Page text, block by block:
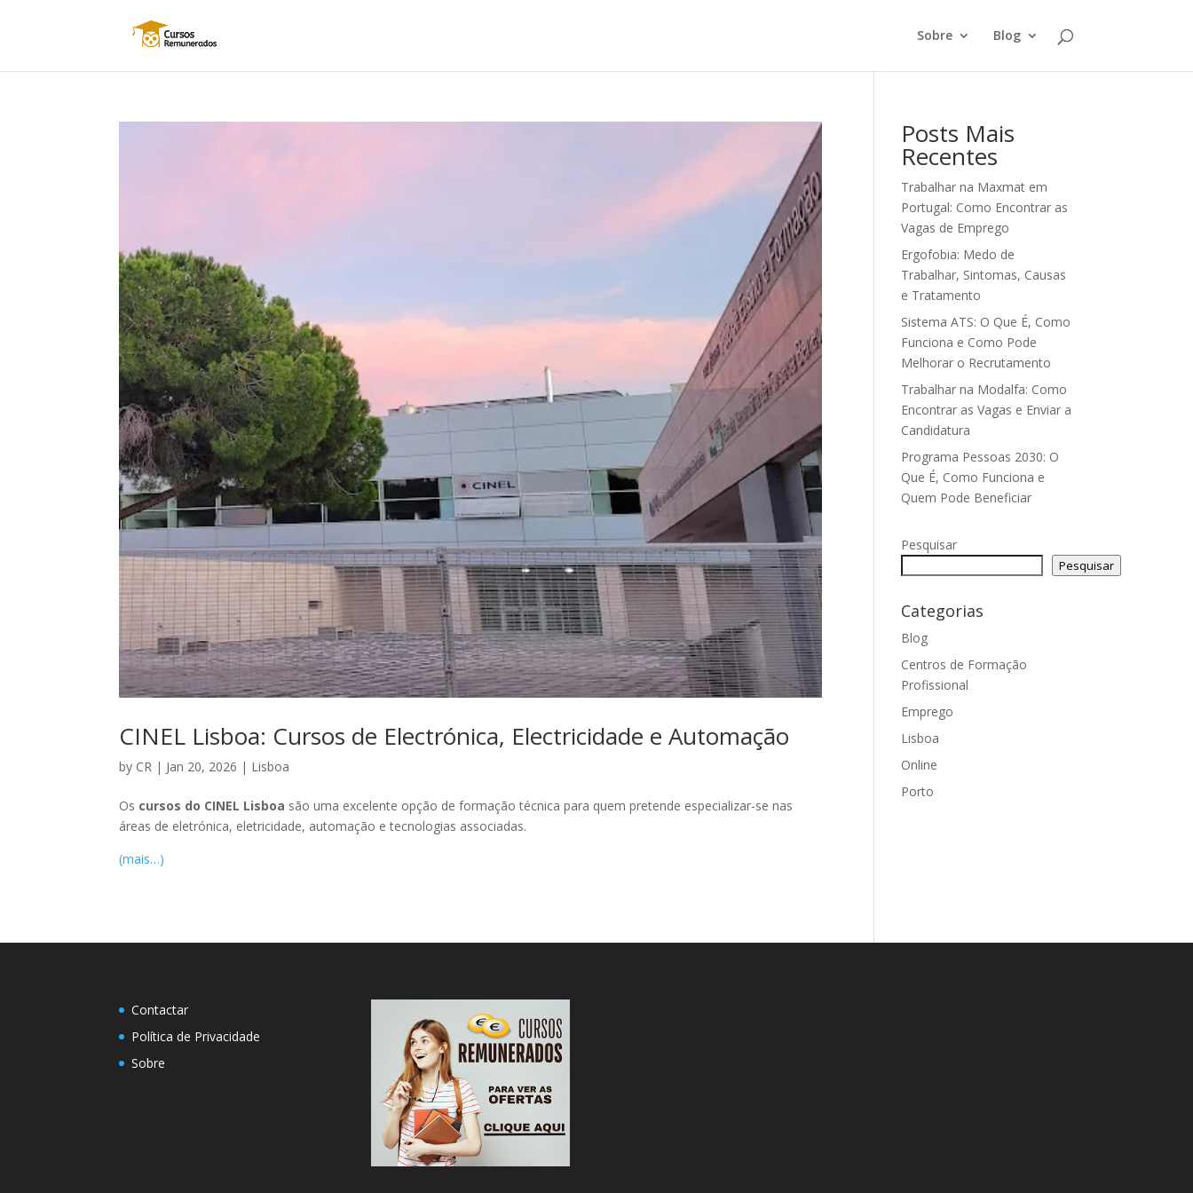
Sobre Blog
CINEL Lisboa: Cursos de Electrónica, Electricidade e Automação
by CR | Jan 20, 2026 | Lisboa
Os cursos do CINEL Lisboa são uma excelente opção de formação técnica para quem pretende especializar-se nas
áreas de eletrónica, eletricidade, automação e tecnologias associadas.
(mais…)
Posts Mais
Recentes
Trabalhar na Maxmat em
Portugal: Como Encontrar as
Vagas de Emprego
Ergofobia: Medo de
Trabalhar, Sintomas, Causas
e Tratamento
Sistema ATS: O Que É, Como
Funciona e Como Pode
Melhorar o Recrutamento
Trabalhar na Modalfa: Como
Encontrar as Vagas e Enviar a
Candidatura
Programa Pessoas 2030: O
Que É, Como Funciona e
Quem Pode Beneficiar
Pesquisar
Pesquisar
Categorias
Blog
Centros de Formação
Profissional
Emprego
Lisboa
Online
Porto
Contactar
Política de Privacidade
Sobre